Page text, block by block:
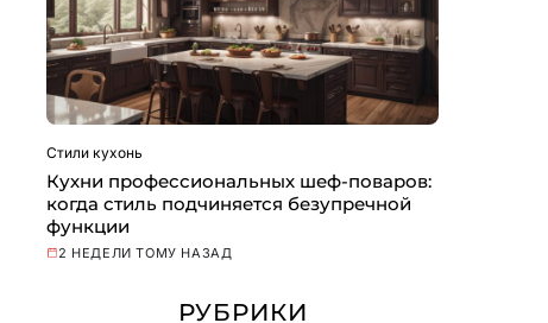
Стили кухонь
Кухни профессиональных шеф-поваров:
когда стиль подчиняется безупречной
функции
2 НЕДЕЛИ ТОМУ НАЗАД
РУБРИКИ